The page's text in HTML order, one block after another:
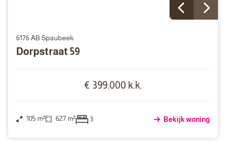
6176 AB Spaubeek
Dorpstraat 59
€ 399.000 k.k.
105 m² 627 m² 3 Bekijk woning